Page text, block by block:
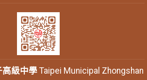
高級中學Taipei Municipal Zhongshan